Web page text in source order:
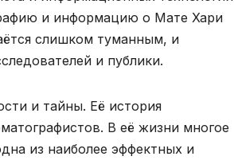
и информацию о Мате Хари
слишком туманным, и
и публики.
и тайны. Её история
В её жизни многое
из наиболее эффектных и